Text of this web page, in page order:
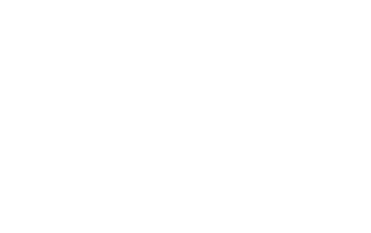
Personalausweises vorliegen
Personalausweisbehörde beantragen.